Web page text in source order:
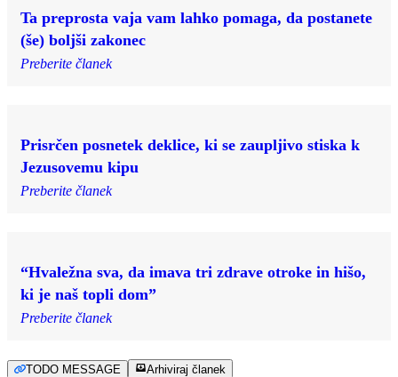
Ta preprosta vaja vam lahko pomaga, da postanete
(še) boljši zakonec
Preberite članek
Prisrčen posnetek deklice, ki se zaupljivo stiska k
Jezusovemu kipu
Preberite članek
“Hvaležna sva, da imava tri zdrave otroke in hišo,
ki je naš topli dom”
Preberite članek
TODO MESSAGE Arhiviraj članek